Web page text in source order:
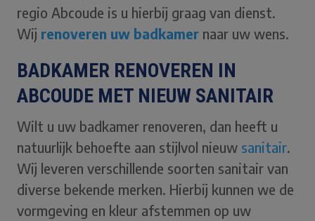
regio Abcoude is u hierbij graag van dienst.
Wij renoveren uw badkamer naar uw wens.
BADKAMER RENOVEREN IN
ABCOUDE MET NIEUW SANITAIR
Wilt u uw badkamer renoveren, dan heeft u
natuurlijk behoefte aan stijlvol nieuw sanitair.
Wij leveren verschillende soorten sanitair van
diverse bekende merken. Hierbij kunnen we de
vormgeving en kleur afstemmen op uw